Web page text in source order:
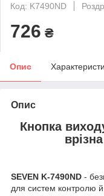
Код: K7490ND
726 ₴
Опис
Опис
Кнопка
SEVEN K-7490ND -
для систем контролю